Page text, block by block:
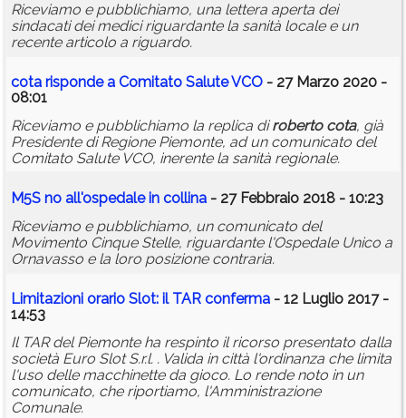
Riceviamo e pubblichiamo, una lettera aperta dei
sindacati dei medici riguardante la sanità locale e un
recente articolo a riguardo.
cota risponde a Comitato Salute VCO - 27 Marzo 2020 -
08:01
Riceviamo e pubblichiamo la replica diroberto cota, già
Presidente di Regione Piemonte, ad un comunicato del
Comitato Salute VCO, inerente la sanità regionale.
M5S no all'ospedale in collina - 27 Febbraio 2018 - 10:23
Riceviamo e pubblichiamo, un comunicato del
Movimento Cinque Stelle, riguardante l'Ospedale Unico a
Ornavasso e la loro posizione contraria.
Limitazioni orario Slot: il TAR conferma - 12 Luglio 2017 -
14:53
Il TAR del Piemonte ha respinto il ricorso presentato dalla
società Euro Slot S.r.l. . Valida in città l'ordinanza che limita
l'uso delle macchinette da gioco. Lo rende noto in un
comunicato, che riportiamo, l'Amministrazione
Comunale.